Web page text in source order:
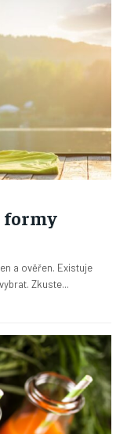
formy
a ověřen. Existuje
Zkuste...